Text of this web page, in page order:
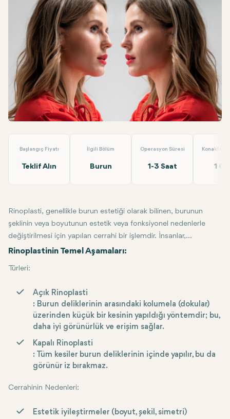
Facebook
Linkedin
WhatsApp
E-posta
Başlangıç Fiyatı
Teklif Alın
İlgili Bölüm
Burun
Operasyon Süresi
1-3 Saat 1
Rinoplasti, genellikle burun estetiği olarak bilinen, burunun
şeklinin veya boyutunun estetik veya fonksiyonel nedenlerle
değiştirilmesi için yapılan cerrahi bir işlemdir. İnsanlar,
yüzlerindeki uyumu artırmak, yaralanmalardan kaynaklanan
Rinoplastinin Temel Aşamaları:
Türleri:
Açık Rinoplasti
: Burun deliklerinin arasındaki kolumela (dokular)
üzerinden küçük bir kesinin yapıldığı yöntemdir; bu,
daha iyi görünürlük ve erişim sağlar.
Kapalı Rinoplasti
: Tüm kesiler burun deliklerinin içinde yapılır, bu da
görünür iz bırakmaz.
Cerrahinin Nedenleri:
Estetik iyileştirmeler (boyut, şekil, simetri)